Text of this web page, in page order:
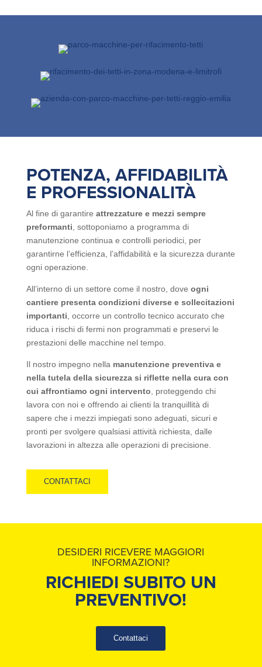
POTENZA, AFFIDABILITÀ
E PROFESSIONALITÀ
Al fine di garantire attrezzature e mezzi sempre
preformanti , sottoponiamo a programma di
manutenzione continua e controlli periodici, per
garantirne l’efficienza, l’affidabilità e la sicurezza durante
ogni operazione.
All’interno di un settore come il nostro, dove ogni
cantiere presenta condizioni diverse e sollecitazioni
importanti , occorre un controllo tecnico accurato che
riduca i rischi di fermi non programmati e preservi le
prestazioni delle macchine nel tempo.
Il nostro impegno nella manutenzione preventiva e
nella tutela della sicurezza si riflette nella cura con
cui affrontiamo ogni intervento , proteggendo chi
lavora con noi e offrendo ai clienti la tranquillità di
sapere che i mezzi impiegati sono adeguati, sicuri e
pronti per svolgere qualsiasi attività richiesta, dalle
lavorazioni in altezza alle operazioni di precisione.
CONTATTACI
DESIDERI RICEVERE MAGGIORI
INFORMAZIONI?
RICHIEDI SUBITO UN
PREVENTIVO!
Contattaci